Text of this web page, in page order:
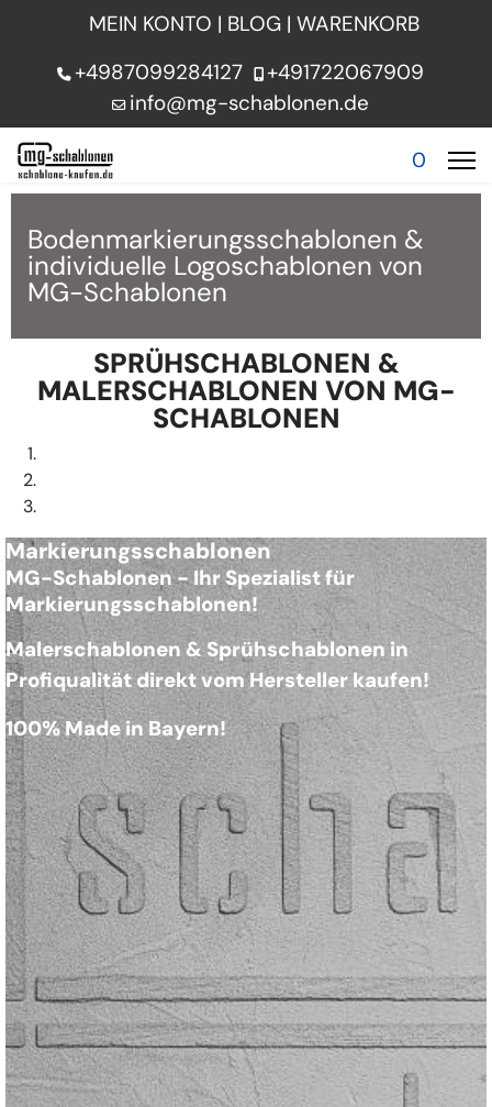
MEIN KONTO | BLOG | WARENKORB
+4987099284127
+491722067909
info@mg-schablonen.de
0
Bodenmarkierungsschablonen &
individuelle Logoschablonen von
MG-Schablonen
SPRÜHSCHABLONEN &
MALERSCHABLONEN VON MG-
SCHABLONEN
Markierungsschablonen
MG-Schablonen - Ihr Spezialist für
Markierungsschablonen!
Malerschablonen & Sprühschablonenin
Profiqualität direkt vom Hersteller kaufen!
100% Made in Bayern!